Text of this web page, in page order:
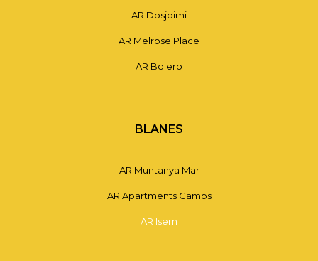
AR Dosjoimi
AR Melrose Place
AR Bolero
BLANES
AR Muntanya Mar
AR Apartments Camps
AR Isern